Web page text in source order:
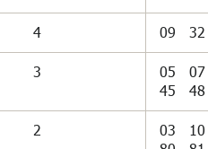
4 09 32
3 05 07
45
48
2 03 10